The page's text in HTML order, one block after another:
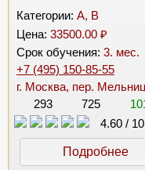
Категории: A, B
Цена: 33500.00 ₽
Срок обучения: 3. мес.
+7 (495) 150-85-55
г. Москва, пер.
293
725
4.60 / 10
Подробнее